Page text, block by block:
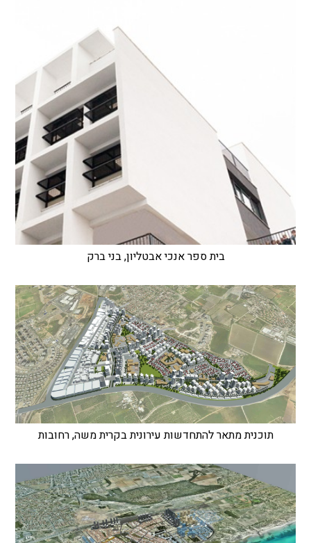
בית ספר אנכי אבטליון, בני ברק
תוכנית מתאר להתחדשות עירונית בקרית משה, רחובות